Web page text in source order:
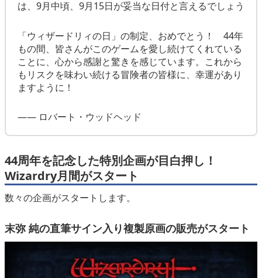
は、9月中頃、9月15日が妥当な日付と言えるでしょう
「ウィザードリィの日」の制定、おめでとう！ 44年
もの間、皆さんがこのゲームを愛し続けてくれている
ことに、心から感謝と驚きを感じています。これから
もリスクを味わい続ける冒険者の皆様に、幸運があり
ますように！
―― ロバート・ウッドヘッド
44周年を記念した特別企画が目白押し！
Wizardry月間がスタート
数々の企画がスタートします。
末弥 純の直筆サイン入り複製原画の販売がスタート